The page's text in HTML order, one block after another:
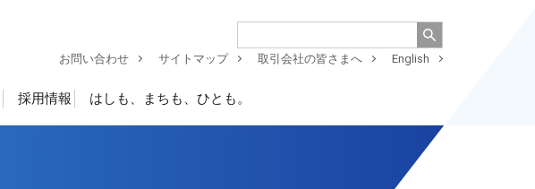
お問い合わせ サイトマップ 取引会社の皆さまへ English
採用情報 はしも、まちも、ひとも。